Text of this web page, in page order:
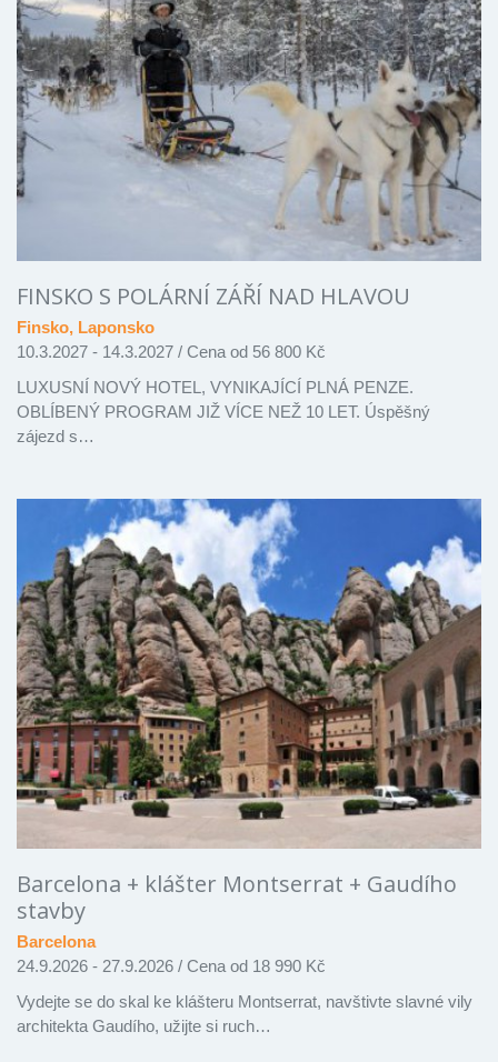
FINSKO S POLÁRNÍ ZÁŘÍ NAD HLAVOU
Finsko, Laponsko
10.3.2027 - 14.3.2027 / Cena od 56 800 Kč
LUXUSNÍ NOVÝ HOTEL, VYNIKAJÍCÍ PLNÁ PENZE.
OBLÍBENÝ PROGRAM JIŽ VÍCE NEŽ 10 LET. Úspěšný
zájezd s…
Barcelona + klášter Montserrat + Gaudího
stavby
Barcelona
24.9.2026 - 27.9.2026 / Cena od 18 990 Kč
Vydejte se do skal ke klášteru Montserrat, navštivte slavné vily
architekta Gaudího, užijte si ruch…